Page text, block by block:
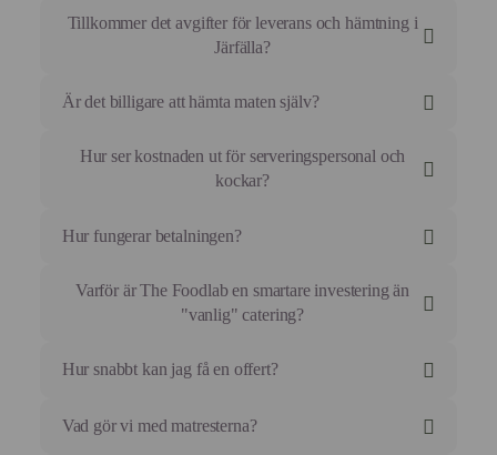
beställning direkt hos oss om du föredrar det.
Tillkommer det avgifter för leverans och hämtning i
Järfälla?
Är det billigare att hämta maten själv?
Hur ser kostnaden ut för serveringspersonal och
kockar?
Hur fungerar betalningen?
Varför är The Foodlab en smartare investering än
"vanlig" catering?
Hur snabbt kan jag få en offert?
Vad gör vi med matresterna?